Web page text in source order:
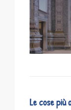
Le cose più